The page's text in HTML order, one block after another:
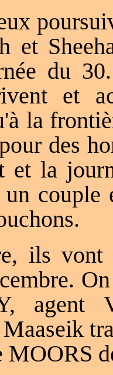
et
du
et
la
des
et la
un
ils
agent
MOORS